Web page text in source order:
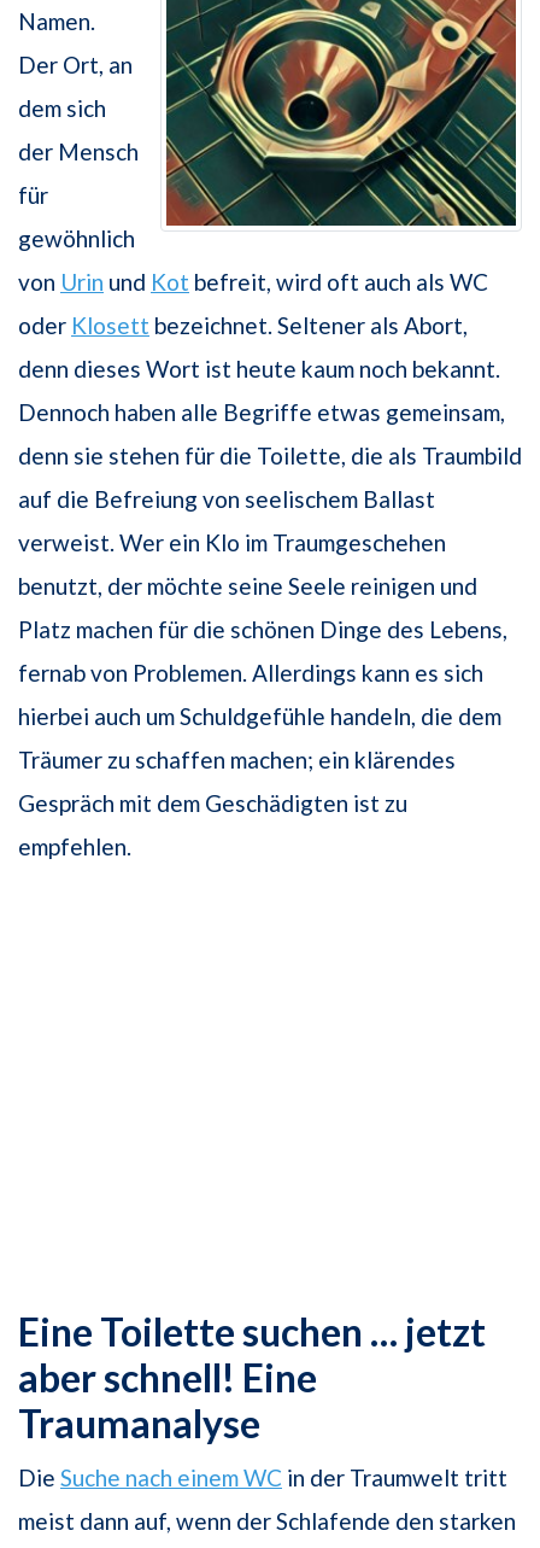
Namen.
Der Ort, an
dem sich
der Mensch
für
gewöhnlich
von Urin und Kot befreit, wird oft auch als WC
oder Klosett bezeichnet. Seltener als Abort,
denn dieses Wort ist heute kaum noch bekannt.
Dennoch haben alle Begriffe etwas gemeinsam,
denn sie stehen für die Toilette, die als Traumbild
auf die Befreiung von seelischem Ballast
verweist. Wer ein Klo im Traumgeschehen
benutzt, der möchte seine Seele reinigen und
Platz machen für die schönen Dinge des Lebens,
fernab von Problemen. Allerdings kann es sich
hierbei auch um Schuldgefühle handeln, die dem
Träumer zu schaffen machen; ein klärendes
Gespräch mit dem Geschädigten ist zu
empfehlen.
Eine Toilette suchen … jetzt
aber schnell! Eine
Traumanalyse
Die Suche nach einem WC in der Traumwelt tritt
meist dann auf, wenn der Schlafende den starken